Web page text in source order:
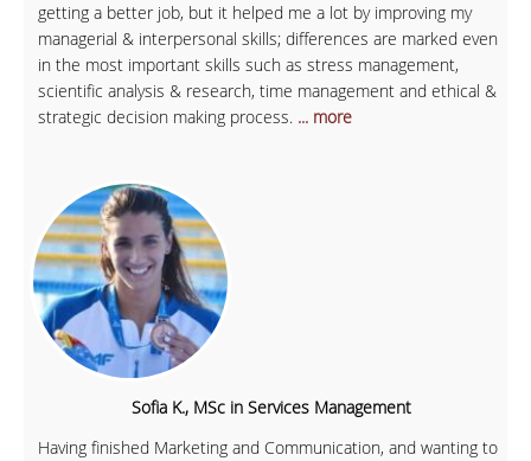
getting a better job, but it helped me a lot by improving my
managerial & interpersonal skills; differences are marked even
in the most important skills such as stress management,
scientific analysis & research, time management and ethical &
strategic decision making process. ... more
Sofia K., MSc in Services Management
Having finished Marketing and Communication, and wanting to